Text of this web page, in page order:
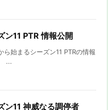
ン11 PTR 情報公開
始まるシーズン11 PTRの情報
...
ン11 神威なる調停者